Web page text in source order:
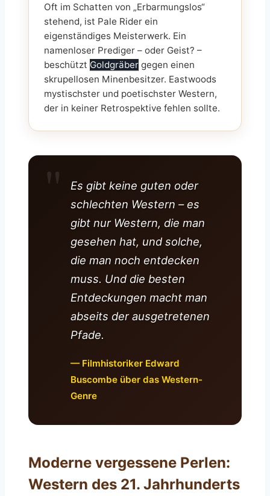
Oft im Schatten von „Erbarmungslos“
stehend, ist Pale Rider ein
eigenständiges Meisterwerk. Ein
namenloser Prediger – oder Geist? –
beschützt Goldgräber gegen einen
skrupellosen Minenbesitzer. Eastwoods
mystischster und poetischster Western,
der in keiner Retrospektive fehlen sollte.
Es gibt keine guten oder
schlechten Western – es
gibt nur Western, die man
gesehen hat, und solche,
die man noch entdecken
muss. Und die besten
Entdeckungen macht man
abseits der ausgetretenen
Pfade.
— Filmhistoriker Edward
Buscombe über das Western-
Genre
Moderne vergessene Perlen:
Western des 21. Jahrhunderts